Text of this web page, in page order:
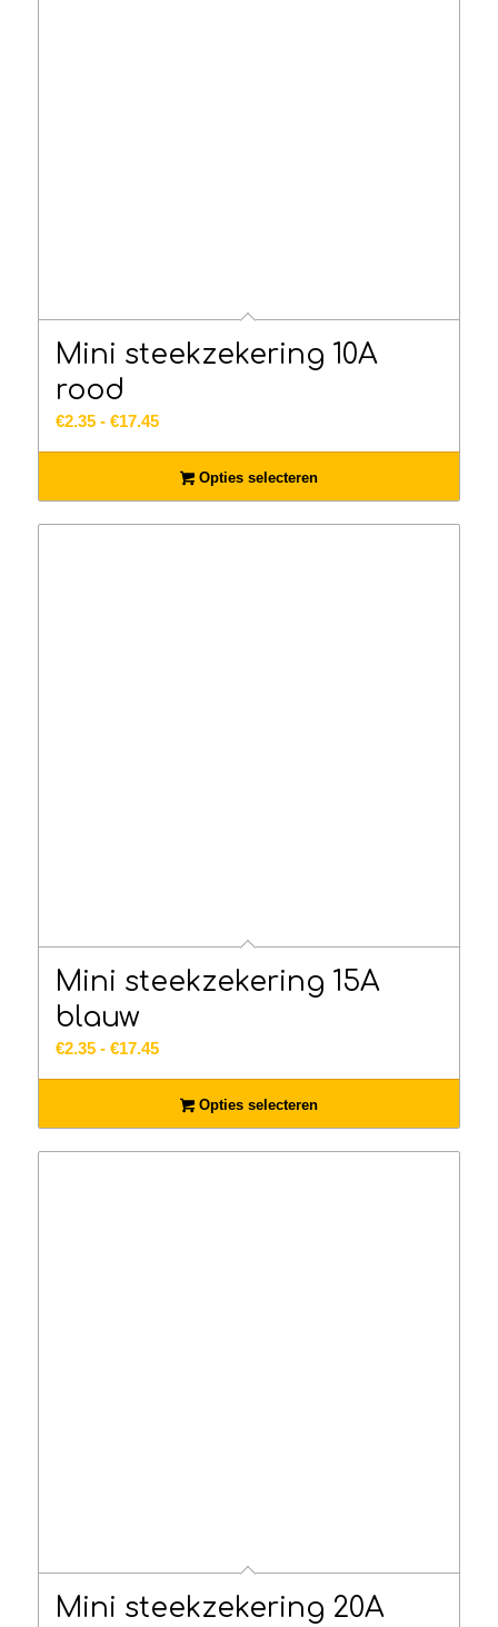
Mini steekzekering 10A
rood
€2.35 - €17.45Prijsklasse:
€17.45
Opties selecteren
Mini steekzekering 15A
blauw
€2.35 - €17.45Prijsklasse:
€17.45
Opties selecteren
Mini steekzekering 20A